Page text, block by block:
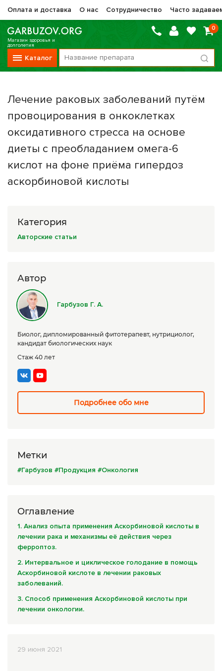
Оплата и доставка О нас Сотрудничество Часто
Магазин здоровья и
долголетия
Каталог
0
Vitauct / Витаукт
Препараты НТК Жизненная Сила
Сашера-Мед
МелМур
Сборы трав
Травяной чай
Специи
Крупы
Натуральные растительные масла
Натуральное мыло
Средства личной гигиены
Лечение раковых заболеваний путём
провоцирования в онкоклетках
оксидативного стресса на основе
диеты с преобладанием омега-6
кислот на фоне приёма гипердоз
аскорбиновой кислоты
29 июня 2021
Категория
Авторские статьи
Автор
Гарбузов Г. А.
Биолог, дипломированный фитотерапевт, нутрициолог,
кандидат биологических наук
Стаж 40 лет
Подробнее обо мне
Метки
#Гарбузов #Продукция #Онкология
Оглавление
1. Анализ опыта применения Аскорбиновой кислоты в
лечении рака и механизмы её действия через
ферроптоз.
2. Интервальное и циклическое голодание в помощь
Аскорбиновой кислоте в лечении раковых
заболеваний.
3. Способ применения Аскорбиновой кислоты при
лечении онкологии.